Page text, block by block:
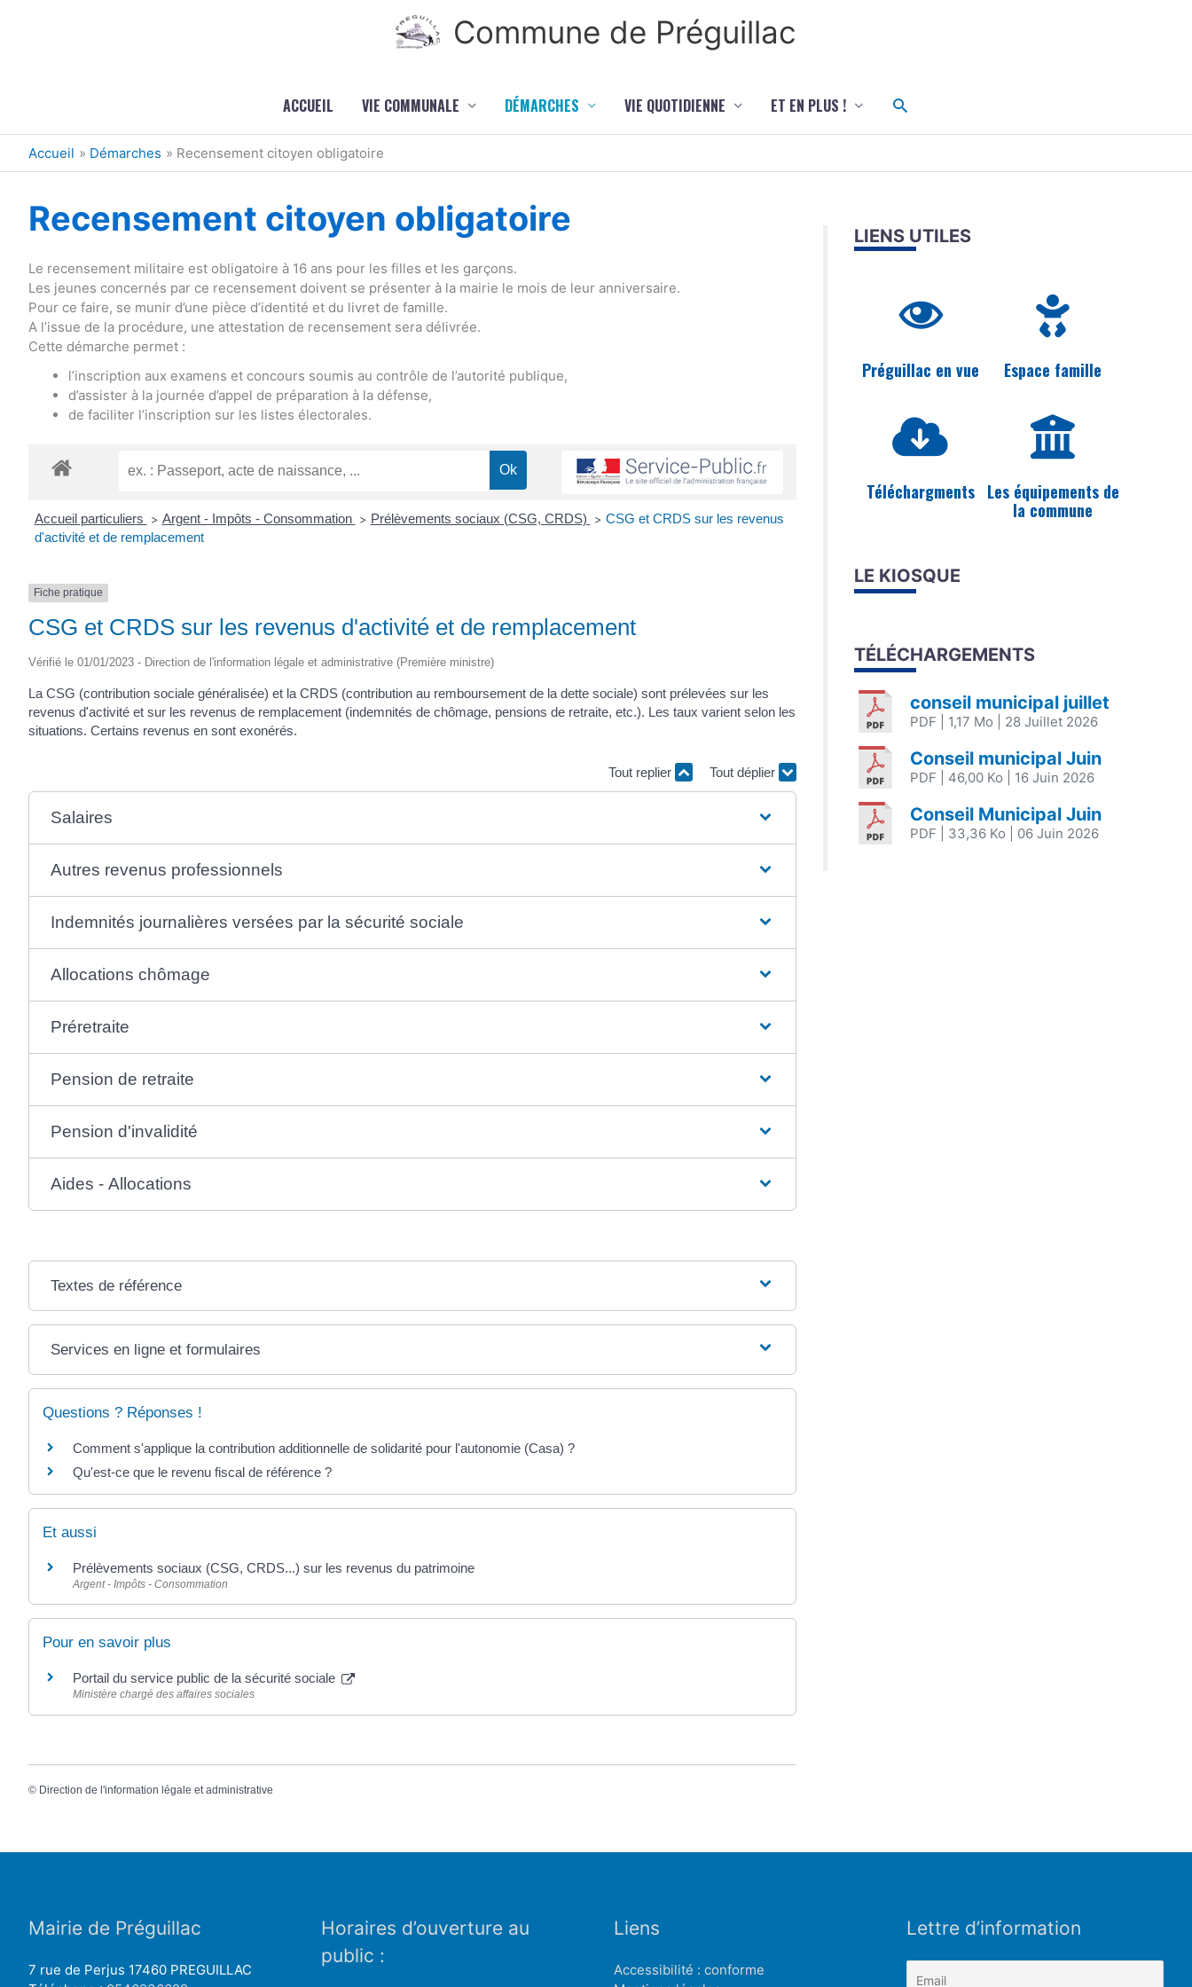
Commune de Préguillac
ACCUEIL VIE COMMUNALE DÉMARCHES VIE QUOTIDIENNE ET EN PLUS ! Rechercher
Accueil Démarches Recensement citoyen obligatoire
Recensement citoyen obligatoire
Le recensement militaire est obligatoire à 16 ans pour les filles et les garçons.
Les jeunes concernés par ce recensement doivent se présenter à la mairie le mois de leur anniversaire.
Pour ce faire, se munir d’une pièce d’identité et du livret de famille.
A l’issue de la procédure, une attestation de recensement sera délivrée.
Cette démarche permet :
l’inscription aux examens et concours soumis au contrôle de l’autorité publique,
d’assister à la journée d’appel de préparation à la défense,
de faciliter l’inscription sur les listes électorales.
Accueil particuliers > Argent - Impôts - Consommation > Prélèvements sociaux (CSG, CRDS) > CSG et CRDS sur les revenus
d'activité et de remplacement
Fiche pratique
CSG et CRDS sur les revenus d'activité et de remplacement
Vérifié le 01/01/2023 - Direction de l'information légale et administrative (Première ministre)
La CSG (contribution sociale généralisée) et la CRDS (contribution au remboursement de la dette sociale) sont prélevées sur les
revenus d'activité et sur les revenus de remplacement (indemnités de chômage, pensions de retraite, etc.). Les taux varient selon les
situations. Certains revenus en sont exonérés.
Tout replier Tout déplier
Salaires
Autres revenus professionnels
Indemnités journalières versées par la sécurité sociale
Allocations chômage
Préretraite
Pension de retraite
Pension d'invalidité
Aides - Allocations
Textes de référence
Services en ligne et formulaires
Questions ? Réponses !
Comment s'applique la contribution additionnelle de solidarité pour l'autonomie (Casa) ?
Qu'est-ce que le revenu fiscal de référence ?
Et aussi
Prélèvements sociaux (CSG, CRDS...) sur les revenus du patrimoine
Argent - Impôts - Consommation
Pour en savoir plus
Portail du service public de la sécurité sociale
Ministère chargé des affaires sociales
© Direction de l'information légale et administrative
LIENS UTILES
Préguillac en vue Espace famille
Téléchargments Les équipements de
la commune
LE KIOSQUE
TÉLÉCHARGEMENTS
conseil municipal juillet
PDF | 1,17 Mo | 28 Juillet 2026
Conseil municipal Juin
PDF | 46,00 Ko | 16 Juin 2026
Conseil Municipal Juin
PDF | 33,36 Ko | 06 Juin 2026
Mairie de Préguillac
7 rue de Perjus 17460 PREGUILLAC
Horaires d’ouverture au
public :
Liens
Accessibilité : conforme
Lettre d’information